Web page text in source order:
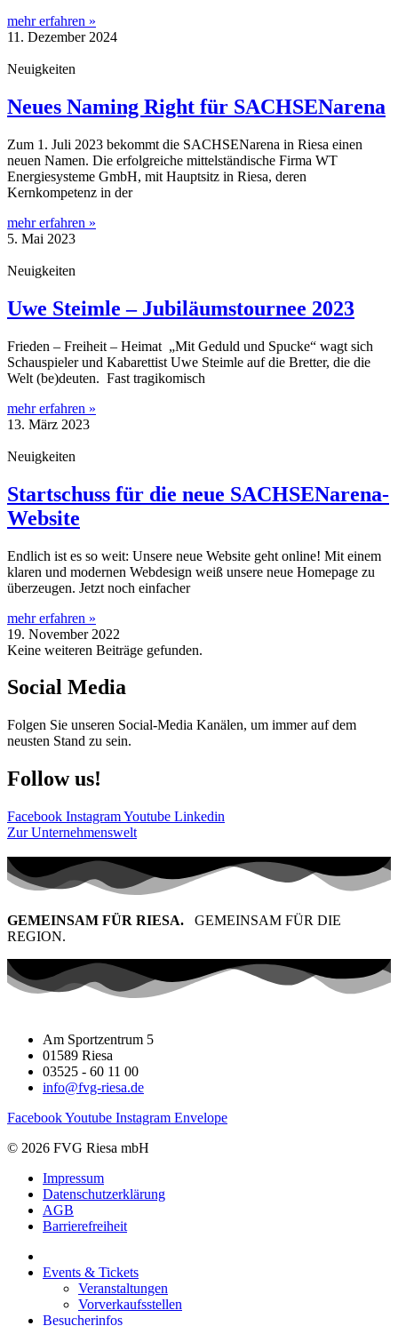
mehr erfahren »
11. Dezember 2024
Neuigkeiten
Neues Naming Right für SACHSENarena
Zum 1. Juli 2023 bekommt die SACHSENarena in Riesa einen
neuen Namen. Die erfolgreiche mittelständische Firma WT
Energiesysteme GmbH, mit Hauptsitz in Riesa, deren
Kernkompetenz in der
mehr erfahren »
5. Mai 2023
Neuigkeiten
Uwe Steimle – Jubiläumstournee 2023
Frieden – Freiheit – Heimat „Mit Geduld und Spucke“ wagt sich
Schauspieler und Kabarettist Uwe Steimle auf die Bretter, die die
Welt (be)deuten. Fast tragikomisch
mehr erfahren »
13. März 2023
Neuigkeiten
Startschuss für die neue SACHSENarena-
Website
Endlich ist es so weit: Unsere neue Website geht online! Mit einem
klaren und modernen Webdesign weiß unsere neue Homepage zu
überzeugen. Jetzt noch einfacher
mehr erfahren »
19. November 2022
Keine weiteren Beiträge gefunden.
Social Media
Folgen Sie unseren Social-Media Kanälen, um immer auf dem
neusten Stand zu sein.
Follow us!
Facebook InstagramYoutube Linkedin
Zur Unternehmenswelt
GEMEINSAM FÜR RIESA. GEMEINSAM FÜR DIE
REGION.
Am Sportzentrum 5
01589 Riesa
03525 - 60 11 00
info@fvg-riesa.de
FacebookYoutube Instagram Envelope
© 2026 FVG Riesa mbH
Impressum
Datenschutzerklärung
AGB
Barrierefreiheit
Events & Tickets
Veranstaltungen
Vorverkaufsstellen
Besucherinfos